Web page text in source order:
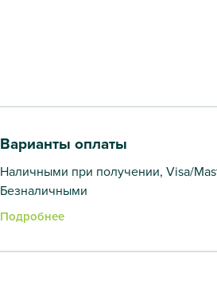
Варианты оплаты
Наличными при получении, Visa/
Безналичными
Подробнее